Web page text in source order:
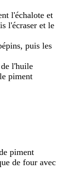
l'échalote et
l'écraser et le
puis les
de l'huile
piment
piment
de four avec